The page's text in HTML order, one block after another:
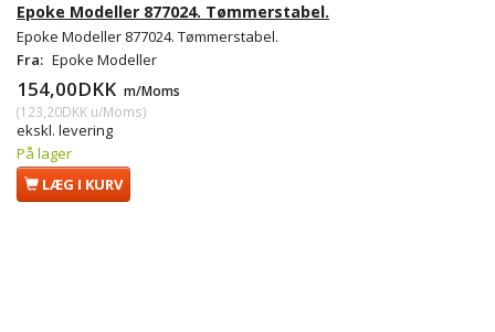
Epoke Modeller 877024. Tømmerstabel.
Epoke Modeller 877024. Tømmerstabel.
Fra: Epoke Modeller
154,00DKK m/Moms
(123,20DKK u/Moms)
ekskl. levering
På lager
LÆG I KURV